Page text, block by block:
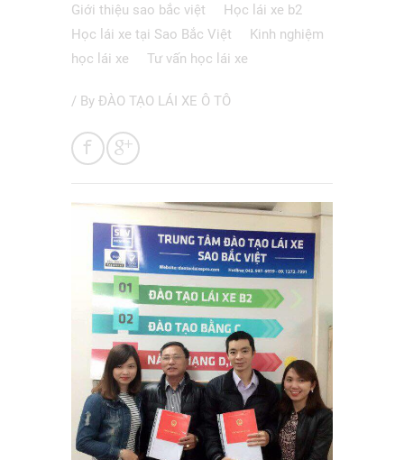
Giới thiệu sao bắc việt
Học lái xe b2
Học lái xe tại Sao Bắc Việt
Kinh nghiệm
học lái xe
Tư vấn học lái xe
/ By ĐÀO TẠO LÁI XE Ô TÔ